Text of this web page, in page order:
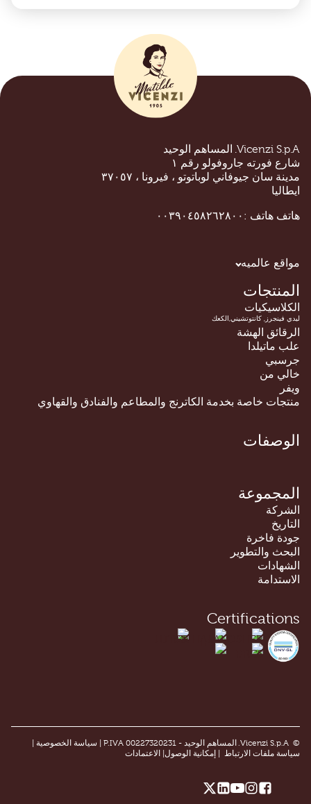
Vicenzi S.p.A. المساهم الوحيد
شارع فورته جاروفولو رقم ١
مدينة سان جيوفاني لوباتوتو ، فيرونا ، ٣٧٠٥٧
ايطاليا
هاتفهاتف :٠٠٣٩٠٤٥٨٢٦٢٨٠٠
مواقع عالميه
المنتجات
الكلاسيكيات
الرقائق الهشة
علب ماتيلدا
جرسبي
خالي من
ويفر
منتجات خاصة بخدمة الكاترنج والمطاعم والفنادق والقهاوي
الوصفات
المجموعة
الشركة
التاريخ
جودة فاخرة
البحث والتطوير
الشهادات
الاستدامة
Certifications
سياسة الخصوصية|
سياسة ملفات الارتباط|إمكانية الوصول|الاعتمادات